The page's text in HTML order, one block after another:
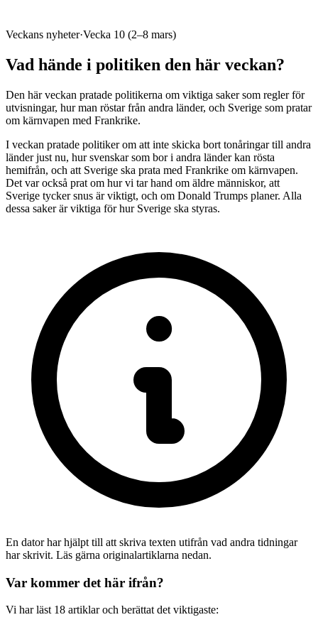
Veckans nyheter·Vecka 10 (2–8 mars)
Vad hände i politiken den här veckan?
Den här veckan pratade politikerna om viktiga saker som regler för
utvisningar, hur man röstar från andra länder, och Sverige som pratar
om kärnvapen med Frankrike.
I veckan pratade politiker om att inte skicka bort tonåringar till andra
länder just nu, hur svenskar som bor i andra länder kan rösta
hemifrån, och att Sverige ska prata med Frankrike om kärnvapen.
Det var också prat om hur vi tar hand om äldre människor, att
Sverige tycker snus är viktigt, och om Donald Trumps planer. Alla
dessa saker är viktiga för hur Sverige ska styras.
En dator har hjälpt till att skriva texten utifrån vad andra tidningar
har skrivit. Läs gärna originalartiklarna nedan.
Var kommer det här ifrån?
Vi har läst 18 artiklaroch berättat det viktigaste: